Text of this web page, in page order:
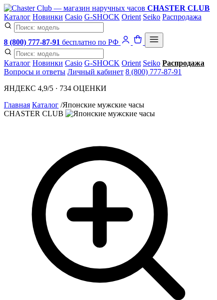
CHASTER CLUB
Каталог Новинки Casio G-SHOCK Orient Seiko Распродажа
8 (800) 777-87-91 бесплатно по РФ
Каталог Новинки Casio G-SHOCK Orient Seiko Распродажа
Вопросы и ответы Личный кабинет 8 (800) 777-87-91
ЯНДЕКС 4,9/5 · 734 ОЦЕНКИ
Главная Каталог /Японские мужские часы
CHASTER CLUB